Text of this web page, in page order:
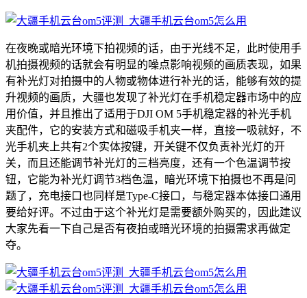
在夜晚或暗光环境下拍视频的话，由于光线不足，此时使用手
机拍摄视频的话就会有明显的噪点影响视频的画质表现，如果
有补光灯对拍摄中的人物或物体进行补光的话，能够有效的提
升视频的画质，大疆也发现了补光灯在手机稳定器市场中的应
用价值，并且推出了适用于DJI OM 5手机稳定器的补光手机
夹配件，它的安装方式和磁吸手机夹一样，直接一吸就好，不
光手机夹上共有2个实体按键，开关键不仅负责补光灯的开
关，而且还能调节补光灯的三档亮度，还有一个色温调节按
钮，它能为补光灯调节3档色温，暗光环境下拍摄也不再是问
题了，充电接口也同样是Type-C接口，与稳定器本体接口通用
要给好评。不过由于这个补光灯是需要额外购买的，因此建议
大家先看一下自己是否有夜拍或暗光环境的拍摄需求再做定
夺。